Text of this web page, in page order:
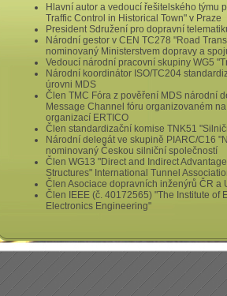
Hlavní autor a vedoucí řešitelského týmu
Traffic Control in Historical Town" v Praze
President Sdružení pro dopravní
Národní gestor v CEN TC278 "Road
nominovaný Ministerstvem dopravy a
Vedoucí národní pracovní skupiny WG5
Národní koordinátor ISO/TC204
úrovni MDS
Člen TMC Fóra z pověření MDS národní
Message Channel fóru organizovaném
organizací ERTICO
Člen standardizační komise TNK51
Národní delegát ve skupině PIARC/C16
nominovaný Českou silniční společností
Člen WG13 "Direct and Indirect
Structures" International Tunnel
Člen Asociace dopravních inženýrů ČR a
Člen IEEE (č. 40172565) "The Institute of
Electronics Engineering"